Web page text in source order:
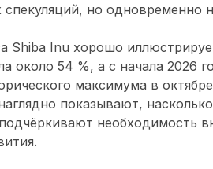
спекуляций, но одновременно
Shiba Inu хорошо
около 54 %, а с начала 2026
максимума в
показывают,
необходимость